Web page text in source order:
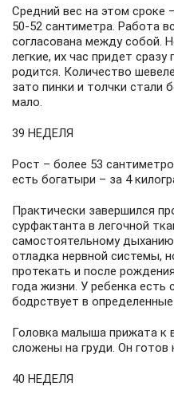
Средний вес на этом сроке
50-52 сантиметра. Работа
согласована между собой.
легкие, их час придет
родится. Количество
зато пинки и толчки стали
мало.
39 НЕДЕЛЯ
Рост – более 53
есть богатыри – за 4
Практически завершился
сурфактанта в легочной
самостоятельному
отладка нервной системы,
протекать и после
года жизни. У ребенка есть
бодрствует в
Головка малыша прижата к
сложены на груди. Он
40 НЕДЕЛЯ